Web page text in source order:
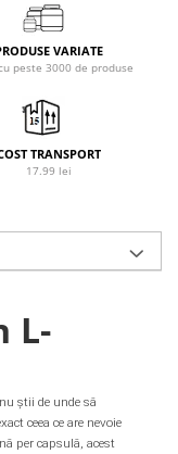
VARIATE
peste 3000 de produse
TRANSPORT
17.99 lei
L-
știi de unde să
ceea ce are nevoie
per capsulă, acest